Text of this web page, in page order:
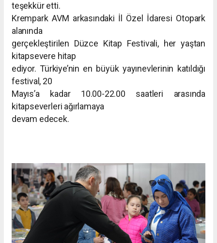
teşekkür etti.
Krempark AVM arkasındaki İl Özel İdaresi Otopark
alanında
gerçekleştirilen Düzce Kitap Festivali, her yaştan
kitapsevere hitap
ediyor. Türkiye’nin en büyük yayınevlerinin katıldığı
festival, 20
Mayıs’a kadar 10.00-22.00 saatleri arasında
kitapseverleri ağırlamaya
devam edecek.